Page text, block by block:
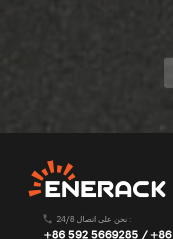
نحن على اتصال 24/8 :
+86 592 5669285 / +86